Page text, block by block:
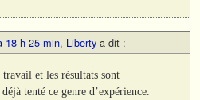
18 h 25 min, Liberty a dit :
et les résultats sont
tenté ce genre d’expérience.